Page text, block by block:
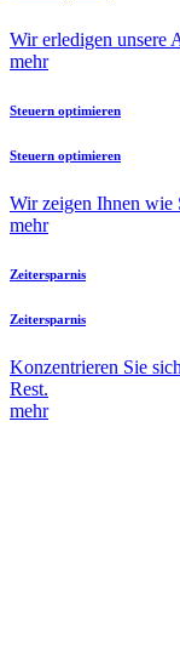
Wir erledigen unsere
mehr
Steuern optimieren
Steuern optimieren
Wir zeigen Ihnen wie
mehr
Zeitersparnis
Zeitersparnis
Konzentrieren Sie
Rest.
mehr